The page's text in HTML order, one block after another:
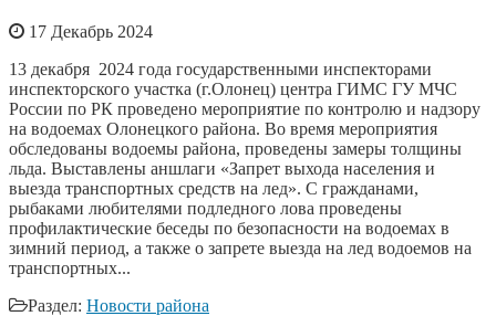
17 Декабрь 2024
13 декабря 2024 года государственными инспекторами
инспекторского участка (г.Олонец) центра ГИМС ГУ МЧС
России по РК проведено мероприятие по контролю и надзору
на водоемах Олонецкого района. Во время мероприятия
обследованы водоемы района, проведены замеры толщины
льда. Выставлены аншлаги «Запрет выхода населения и
выезда транспортных средств на лед». С гражданами,
рыбаками любителями подледного лова проведены
профилактические беседы по безопасности на водоемах в
зимний период, а также о запрете выезда на лед водоемов на
транспортных...
Раздел: Новости района